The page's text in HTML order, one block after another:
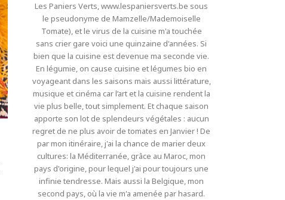
Les Paniers Verts, www.lespaniersverts.be sous
le pseudonyme de Mamzelle/Mademoiselle
Tomate), et le virus de la cuisine m'a touchée
sans crier gare voici une quinzaine d'années. Si
bien que la cuisine est devenue ma seconde vie.
En légumie, on cause cuisine et légumes bio en
voyageant dans les saisons mais aussi littérature,
musique et cinéma car l’art et la cuisine rendent la
vie plus belle, tout simplement. Et chaque saison
apporte son lot de splendeurs végétales : aucun
regret de ne plus avoir de tomates en Janvier ! De
par mon itinéraire, j'ai la chance de marier deux
cultures: la Méditerranée, grâce au Maroc, mon
pays d'origine, pour lequel j'ai pour toujours une
infinie tendresse. Mais aussi la Belgique, mon
second pays, où la vie m'a amenée par hasard.